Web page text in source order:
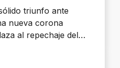
triunfo ante
nueva corona
al repechaje del